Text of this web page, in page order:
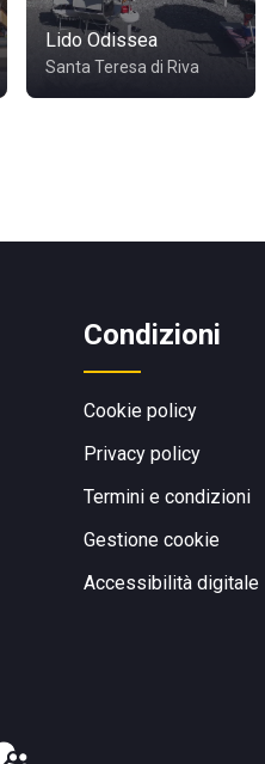
Lido Odissea
Santa Teresa di Riva
Condizioni
Cookie policy
Privacy policy
Termini e condizioni
Gestione cookie
Accessibilità digitale